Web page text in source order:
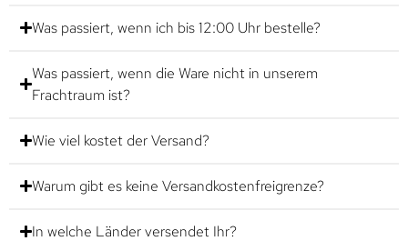
Was passiert, wenn ich bis 12:00 Uhr bestelle?
Was passiert, wenn die Ware nicht in unserem
Frachtraum ist?
Wie viel kostet der Versand?
Warum gibt es keine Versandkostenfreigrenze?
In welche Länder versendet Ihr?